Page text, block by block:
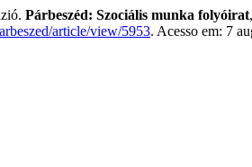
Párbeszéd: Szociális munka folyóirat
article/view/5953. Acesso em: 7